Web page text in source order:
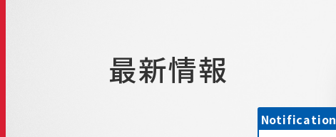
最新情報
Notification